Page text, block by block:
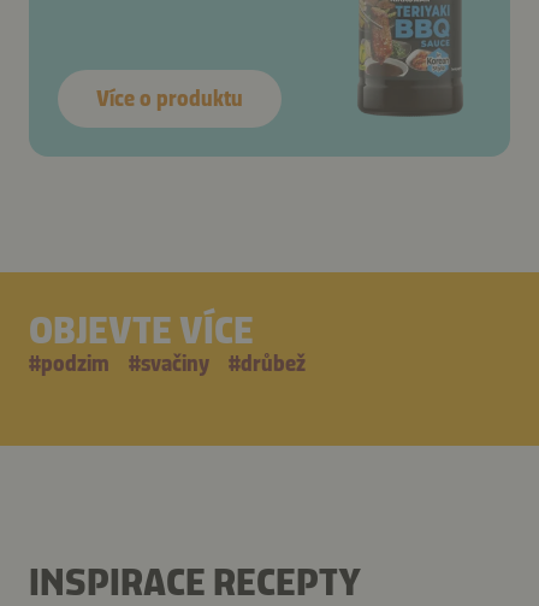
Více o produktu
OBJEVTE VÍCE
#podzim #svačiny #drůbež
INSPIRACE RECEPTY